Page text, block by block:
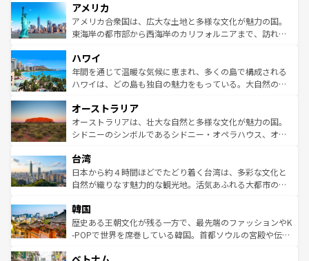
ンツ一覧を参照してほしい。
の建物がそのまま残る町や、スイスならではのユニークな
博物館もあり、アルプス観光だけでなく町歩きも満喫する
ことができる。国民の所得が高いため物価も高いが、旅行
ば市内交通費無料で観光を楽しむこともできる。 なお、新
着のスイス情報はコンテンツ一覧 を参照してほしい。
アメリカ
アメリカ合衆国は、広大な土地と多様な文化が魅力の国。
東海岸の都市部から西海岸のカリフォルニアまで、訪れる
のような巨大都市は、観光、ショッピング、エンターテイ
ンメントが詰まった刺激的なスポットだ。一方、アメリカ
西部には大自然が広がり、グランドキャニオンやイエロー
部のニューオーリンズでは、音楽と美食が融合した独特の
文化が魅力。旅行者はアメリカの各地域で異なる魅力を楽
しみながら、その多様性と豊かな歴史を感じることができ
ならではの贅沢な旅のスタイルだ。 なお、新着のアメリカ
情報はコンテンツ一覧を参照してほしい。
ハワイ
年間を通じて温暖な気候に恵まれ、多くの島で構成される
ハワイは、どの島も独自の魅力をもっている。大自然の神
ワイ島は見逃せない。また、定番の観光地といえばオアフ
島だが、静かな自然を求めるならマウイ島やカウアイ島が
おすすめ。エメラルドグリーンに輝く海をはじめ、豊かな
れるおもてなしの心で訪れる人々を迎えてくれるハワイの
人々、おいしいローカルフードやハワイアンミュージッ
ク、伝統的なフラダンスなど、すべてがハワイの魅力を彩
ワイを、存分に味わってほしい。 なお、新着のハワイ情報
はコンテンツ一覧を参照してほしい。
オーストラリア
オーストラリアは、壮大な自然と多様な文化が魅力の国。
シドニーのシンボルであるシドニー・オペラハウス、オー
リアリーフや大陸中央部にそびえるウルル（エアーズロッ
ク）、タスマニアの美しい原生林やケアンズの熱帯雨林な
ど、見どころがたくさん。また、カフェやワイン、オージ
いる。アクティビティも充実しており、サーフィンやダイ
ビング、ハイキングなど、アウトドア好きにはたまらな
い。オーストラリアの多彩な魅力を存分に味わいつくそ
参照してほしい。
台湾
日本から約４時間ほどでたどり着く台湾は、多彩な文化と
自然が織りなす魅力的な観光地。活気あふれる大都市の台
ン）、静ひつな山岳地帯である台湾東部など、都市の喧騒
と山間の静けさが共存しており、訪れる人に新しい発見と
驚きをもたらしてくれる。また、奥深い台湾の食文化も魅
容にもいいと評判のスイーツなど、バラエティ豊かな料理
韓国
歴史ある王朝文化が残る一方で、最先端のファッションやK
-POPで世界を席巻している韓国。首都ソウルの宮殿や伝統